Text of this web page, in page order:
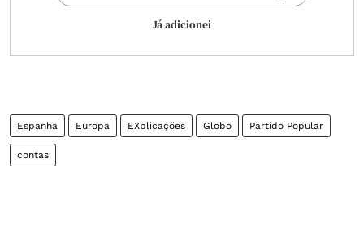
Já adicionei
Espanha Europa EXplicações Globo Partido Popular
contas